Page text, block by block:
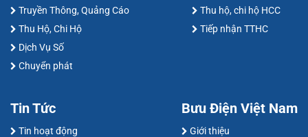
Truyền Thông, Quảng Cáo
Thu Hộ, Chi Hộ
Dịch Vụ Số
Chuyển phát
Thu hộ, chi hộ HCC
Tiếp nhận TTHC
Tin Tức
Tin hoạt động
Bưu Điện Việt Nam
Giới thiệu